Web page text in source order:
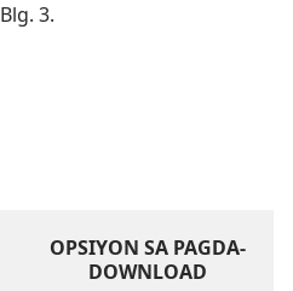
Blg. 3.
OPSIYON SA PAGDA-
DOWNLOAD